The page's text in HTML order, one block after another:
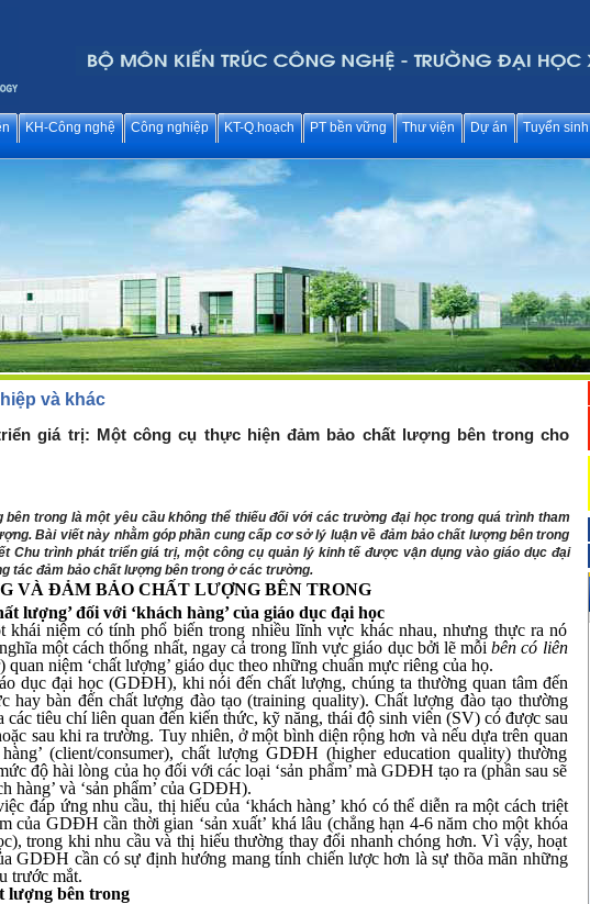
KH-Công nghệ Công nghiệp KT-Q.hoạch PT bền vững Thư viện Dự án Tuyển sinh
và khác
giá trị: Một công cụ thực hiện đảm bảo chất lượng bên trong cho
trong là một yêu cầu không thể thiếu đối với các trường đại học trong quá trình tham
Bài viết này nhằm góp phần cung cấp cơ sở lý luận về đảm bảo chất lượng bên trong
Chu trình phát triển giá trị, một công cụ quản lý kinh tế được vận dụng vào giáo dục đại
tác đảm bảo chất lượng bên trong ở các trường.
VÀ ĐẢM BẢO CHẤT LƯỢNG BÊN TRONG
lượng’ đối với ‘khách hàng’ của giáo dục đại học
khái niệm có tính phổ biến trong nhiều lĩnh vực khác nhau, nhưng thực ra nó
một cách thống nhất, ngay cả trong lĩnh vực giáo dục bởi lẽ mỗibên có liên
quan niệm ‘chất lượng’ giáo dục theo những chuẩn mực riêng của họ.
dục đại học (GDĐH), khi nói đến chất lượng, chúng ta thường quan tâm đến
hay bàn đến chất lượng đào tạo (training quality). Chất lượng đào tạo thường
các tiêu chí liên quan đến kiến thức, kỹ năng, thái độ sinh viên (SV) có được sau
sau khi ra trường. Tuy nhiên, ở một bình diện rộng hơn và nếu dựa trên quan
hàng’ (client/consumer), chất lượng GDĐH (higher education quality) thường
độ hài lòng của họ đối với các loại ‘sản phẩm’ mà GDĐH tạo ra (phần sau sẽ
hàng’ và ‘sản phẩm’ của GDĐH).
đáp ứng nhu cầu, thị hiếu của ‘khách hàng’ khó có thể diễn ra một cách triệt
của GDĐH cần thời gian ‘sản xuất’ khá lâu (chẳng hạn 4-6 năm cho một khóa
trong khi nhu cầu và thị hiếu thường thay đổi nhanh chóng hơn. Vì vậy, hoạt
GDĐH cần có sự định hướng mang tính chiến lược hơn là sự thõa mãn những
trước mắt.
lượng bên trong